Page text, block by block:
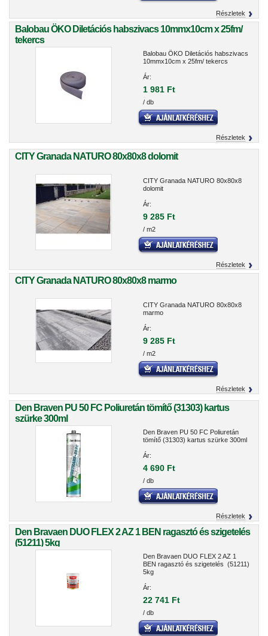
Részletek
Balobau ÖKO Diletációs habszivacs 10mmx10cm x 25fm/
tekercs
Balobau ÖKO Diletációs habszivacs
10mmx10cm x 25fm/ tekercs
Ár:
1 981 Ft
/ db
Részletek
CITY Granada NATURO 80x80x8 dolomit
CITY Granada NATURO 80x80x8
dolomit
Ár:
9 285 Ft
/ m2
Részletek
CITY Granada NATURO 80x80x8 marmo
CITY Granada NATURO 80x80x8
marmo
Ár:
9 285 Ft
/ m2
Részletek
Den Braven PU 50 FC Poliuretán tömítő (31303) kartus
szürke 300ml
Den Braven PU 50 FC Poliuretán
tömítő (31303) kartus szürke 300ml
Ár:
4 690 Ft
/ db
Részletek
Den Bravaen DUO FLEX 2 AZ 1 BEN ragasztó és szigetelés
(51211) 5kg
Den Bravaen DUO FLEX 2 AZ 1
BEN ragasztó és szigetelés (51211)
5kg
Ár:
22 741 Ft
/ db